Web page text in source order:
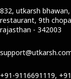
832, utkarsh
restaurant, 9th
rajasthan - 342003
+91-9116691119,